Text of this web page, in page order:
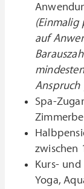
(Einmalig
auf
Anspruch
Spa-
zwischen
Kurs-
Yoga,